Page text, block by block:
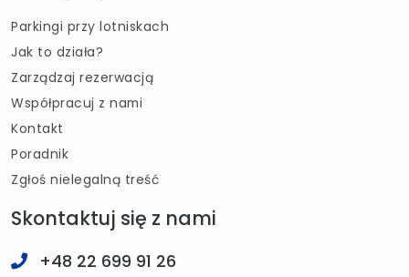
Parkingi przy lotniskach
Jak to działa?
Zarządzaj rezerwacją
Współpracuj z nami
Kontakt
Poradnik
Zgłoś nielegalną treść
Skontaktuj się z nami
+48 22 699 91 26